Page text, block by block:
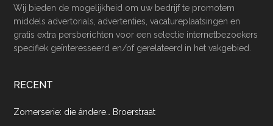
Wij bieden de mogelijkheid om uw bedrijf te promotem
middels advertorials, advertenties, vacatureplaatsingen en
gratis extra persberichten voor een selectie internetbezoekers
specifiek geïnteresseerd en/of gerelateerd in het vakgebied.
RECENT
Zomerserie: die ándere… Broerstraat